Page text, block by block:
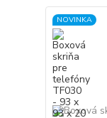
NOVINKA